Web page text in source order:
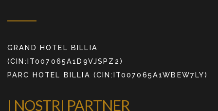
GRAND HOTEL BILLIA
(CIN:IT007065A1D9VJSPZ2)
PARC HOTEL BILLIA (CIN:IT007065A1WBEW7LY)
I NOSTRI PARTNER